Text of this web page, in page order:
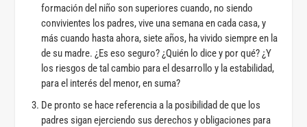
formación del niño son superiores cuando, no siendo
convivientes los padres, vive una semana en cada casa, y
más cuando hasta ahora, siete años, ha vivido siempre en la
de su madre. ¿Es eso seguro? ¿Quién lo dice y por qué? ¿Y
los riesgos de tal cambio para el desarrollo y la estabilidad,
para el interés del menor, en suma?
De pronto se hace referencia a la posibilidad de que los
padres sigan ejerciendo sus derechos y obligaciones para